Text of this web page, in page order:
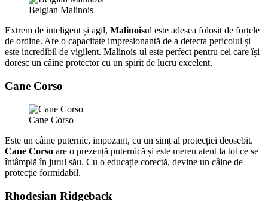
Belgian Malinois
Extrem de inteligent și agil, Malinoisul este adesea folosit de forțele
de ordine. Are o capacitate impresionantă de a detecta pericolul și
este incredibil de vigilent. Malinois-ul este perfect pentru cei care își
doresc un câine protector cu un spirit de lucru excelent.
Cane Corso
Cane Corso
Este un câine puternic, impozant, cu un simț al protecției deosebit.
Cane Corso are o prezență puternică și este mereu atent la tot ce se
întâmplă în jurul său. Cu o educație corectă, devine un câine de
protecție formidabil.
Rhodesian Ridgeback